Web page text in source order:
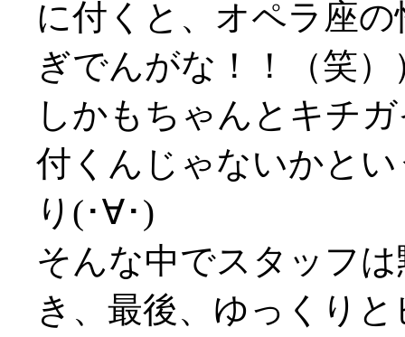
に付くと、オペラ座
ぎでんがな！！（笑）
しかもちゃんとキチ
付くんじゃないかと
り(･∀･)
そんな中でスタッフ
き、最後、ゆっくり